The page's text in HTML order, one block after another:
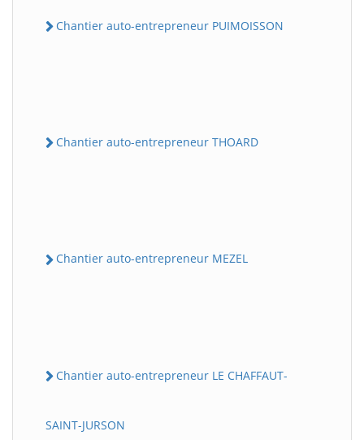
Chantier auto-entrepreneur PUIMOISSON
Chantier auto-entrepreneur THOARD
Chantier auto-entrepreneur MEZEL
Chantier auto-entrepreneur LE CHAFFAUT-
SAINT-JURSON